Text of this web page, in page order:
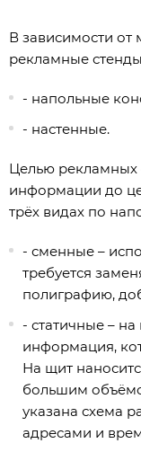
В зависимости
рекламные
- напольные
- настенные.
Целью рекламных
информации до
трёх видах по
- сменные –
требуется
полиграфию,
- статичные –
информация,
На щит
большим
указана схема
адресами и